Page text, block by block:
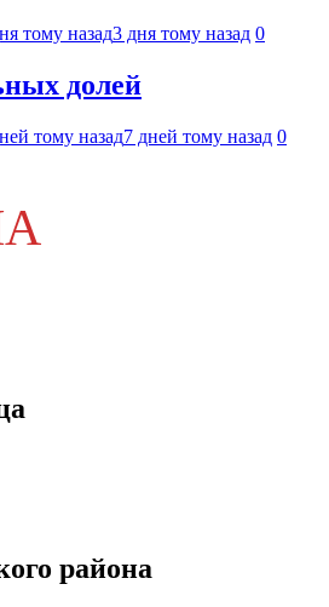
тому назад3 дня тому назад 0
долей
тому назад7 дней тому назад 0
района